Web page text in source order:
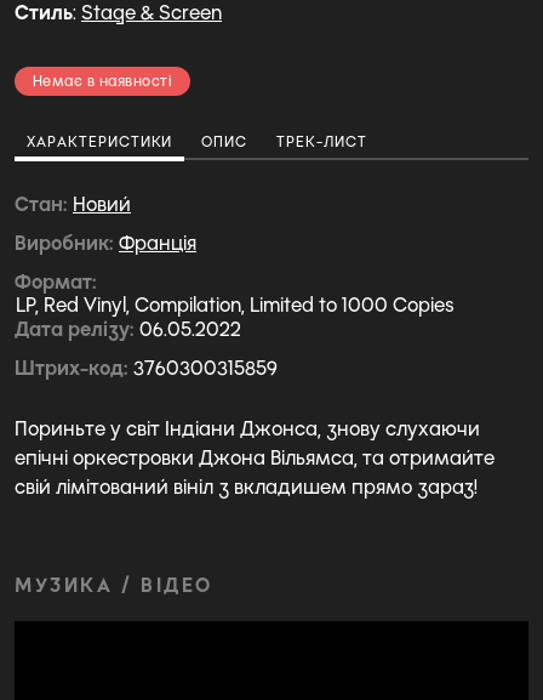
Стиль: Stage & Screen
Немає в наявності
ХАРАКТЕРИСТИКИ ОПИС ТРЕК-ЛИСТ
Стан Новий
Виробник Франція
Формат
LP, Red Vinyl, Compilation, Limited to 1000 Copies
Дата релізу 06.05.2022
Штрих-код 3760300315859
Пориньте у світ Індіани Джонса, знову слухаючи
епічні оркестровки Джона Вільямса, та отримайте
свій лімітований вініл з вкладишем прямо зараз!
МУЗИКА / ВІДЕО